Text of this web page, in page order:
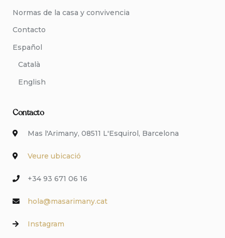
Normas de la casa y convivencia
Contacto
Español
Català
English
Contacto
Mas l'Arimany, 08511 L'Esquirol, Barcelona
Veure ubicació
+34 93 671 06 16
hola@masarimany.cat
Instagram